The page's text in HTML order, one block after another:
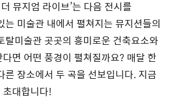
뮤지엄 라이브’는 다음 전시를
는 미술관 내에서 펼쳐지는 뮤지션들의
탈미술관 곳곳의 흥미로운 건축요소와
면 어떤 풍경이 펼쳐질까요? 매달 한
른 장소에서 두 곡을 선보입니다. 지금
대합니다!